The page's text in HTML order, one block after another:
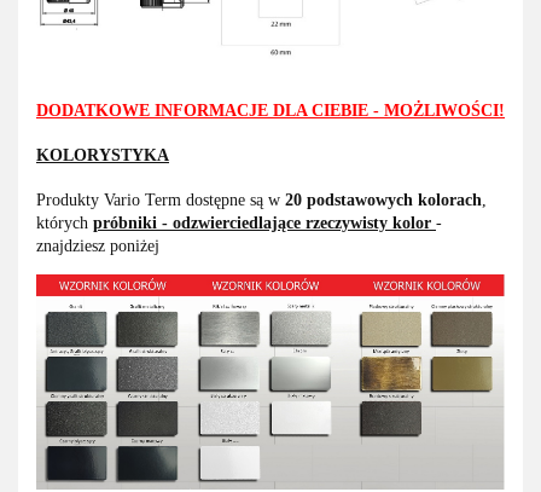
DODATKOWE INFORMACJE DLA CIEBIE - MOŻLIWOŚCI!
KOLORYSTYKA
Produkty Vario Term dostępne są w 20 podstawowych kolorach,
których próbniki - odzwierciedlające rzeczywisty kolor -
znajdziesz poniżej